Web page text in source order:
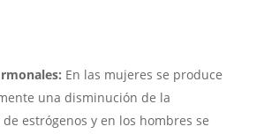
En las mujeres se produce
una disminución de la
estrógenos y en los hombres se